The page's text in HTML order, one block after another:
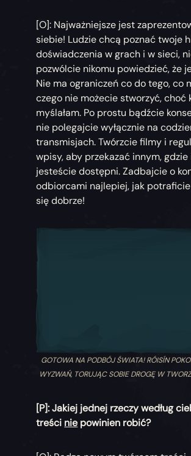
[O]: Najważniejsze jest
siebie! Ludzie chcą poznać twoje
doświadczenia w grach i w sieci,
pozwólcie nikomu powiedzieć, że
Nie ma ograniczeń co do tego, co
czego nie możecie stworzyć, choć
myślałam. Po prostu bądźcie
nie polegajcie wyłącznie na
transmisjach. Twórzcie filmy i
wpisy, aby przekazać innym,
jesteście dostępni. Zadbajcie o
odbiorcami najlepiej, jak
się dobrze!
GOTOWA NA PODBÓJ ŚWIATA! RÓISÍN
WYZWAŃ, TORUJĄC SOBIE DROGĘ W
[P]: Jakiej jednej rzeczy według
treści nie powinien robić?